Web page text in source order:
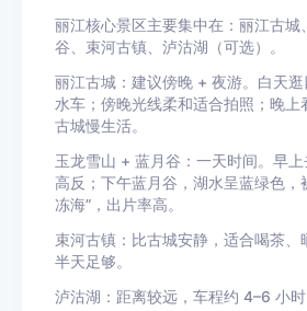
丽江核心景区主要集中在：丽江古城
谷、束河古镇、泸沽湖（可选）。
丽江古城：建议傍晚 + 夜游。白天
水车；傍晚光线柔和适合拍照；晚上
古城慢生活。
玉龙雪山 + 蓝月谷：一天时间。早
高反；下午蓝月谷，湖水呈蓝绿色，
冻海”，出片率高。
束河古镇：比古城安静，适合喝茶、
半天足够。
泸沽湖：距离较远，车程约 4–6 小时